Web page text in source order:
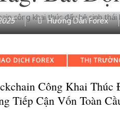
Hướng Dẫn Forex
DỊCH FOREX THỊ
Công Khai
Tiếp Cận Vốn Toàn